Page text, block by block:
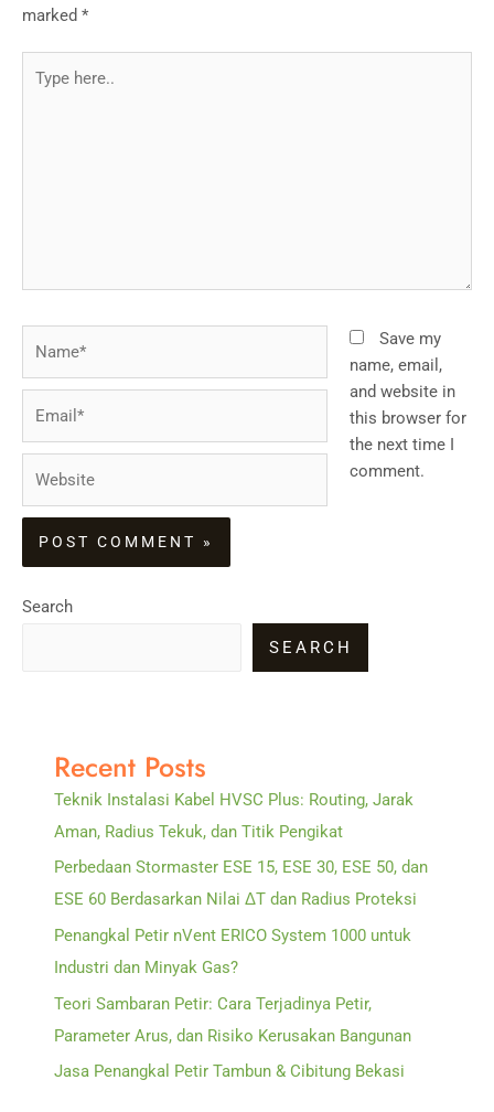
marked *
here..
Save my
name, email,
and website in
this browser for
the next time I
comment.
Search
SEARCH
Recent Posts
Teknik Instalasi Kabel HVSC Plus: Routing, Jarak
Aman, Radius Tekuk, dan Titik Pengikat
Perbedaan Stormaster ESE 15, ESE 30, ESE 50, dan
ESE 60 Berdasarkan Nilai ΔT dan Radius Proteksi
Penangkal Petir nVent ERICO System 1000 untuk
Industri dan Minyak Gas?
Teori Sambaran Petir: Cara Terjadinya Petir,
Parameter Arus, dan Risiko Kerusakan Bangunan
Jasa Penangkal Petir Tambun & Cibitung Bekasi